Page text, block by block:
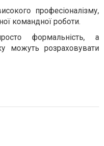
професіоналізму,
командної роботи.
формальність, а
можуть розраховувати